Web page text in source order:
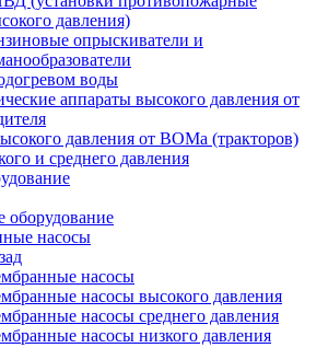
давления)
опрыскиватели и
воды
аппараты высокого давления от
давления от ВОМа (тракторов)
и среднего давления
оборудование
насосы
насосы
насосы высокого давления
насосы среднего давления
насосы низкого давления